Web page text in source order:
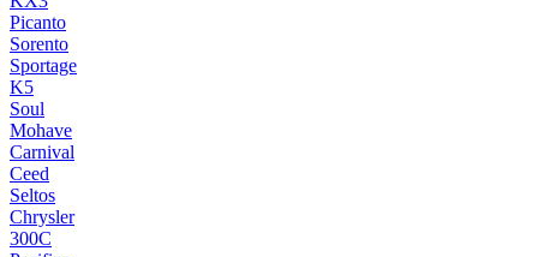
Picanto
Sorento
Sportage
K5
Soul
Mohave
Carnival
Ceed
Seltos
Chrysler
300C